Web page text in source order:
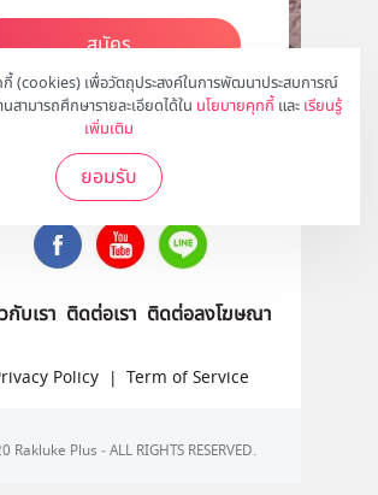
(cookies) เพื่อวัตถุประสงค์ในการพัฒนาประสบการณ์
สามารถศึกษารายละเอียดได้ใน นโยบายคุกกี้ และ เรียนรู้
เพิ่มเติม
ยอมรับ
สมัคร
ติดตามเราได้ที่
กับเรา ติดต่อเรา ติดต่อลงโฆษณา
Policy | Term of Service
Rakluke Plus - ALL RIGHTS RESERVED.